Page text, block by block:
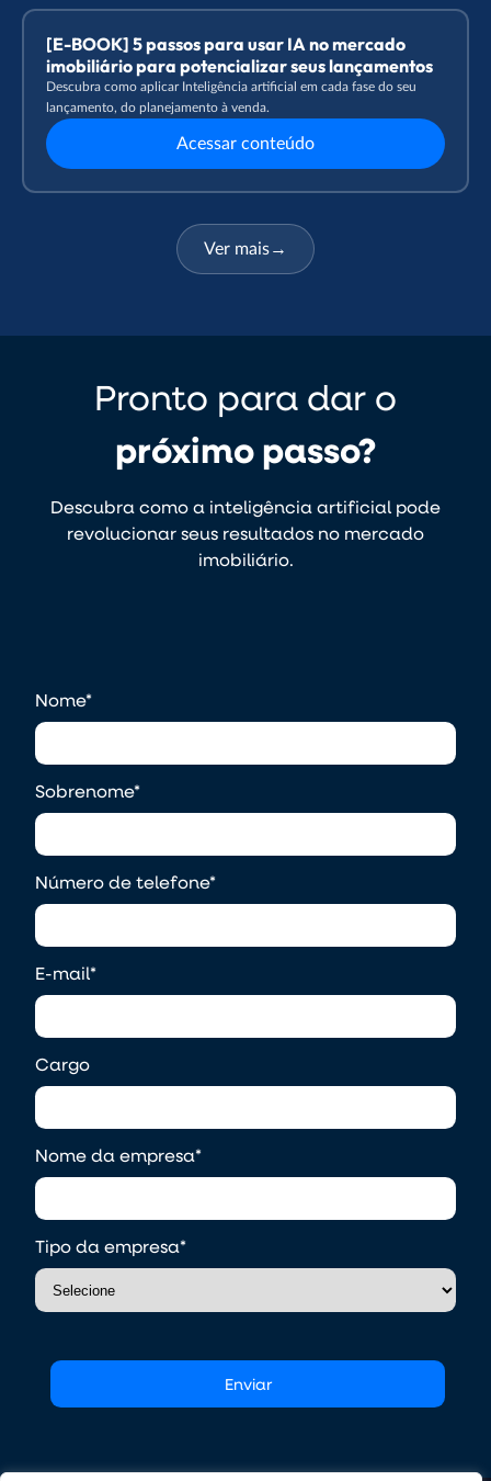
[E-BOOK] 5 passos para usar IA no mercado
imobiliário para potencializar seus lançamentos
Descubra como aplicar Inteligência artificial em cada fase do seu
lançamento, do planejamento à venda.
Acessar conteúdo
Ver mais→
Pronto para dar o
próximo passo?
Descubra como a inteligência artificial pode
revolucionar seus resultados no mercado
imobiliário.
Nome*
Sobrenome*
Número de telefone*
E-mail*
Cargo
Nome da empresa*
Tipo da empresa*